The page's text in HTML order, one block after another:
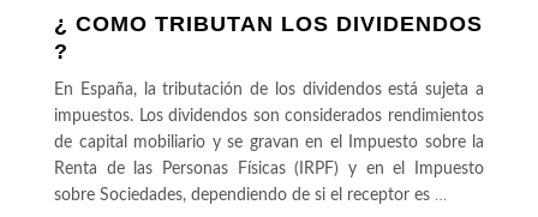
¿ COMO TRIBUTAN LOS DIVIDENDOS
?
En España, la tributación de los dividendos está sujeta a
impuestos. Los dividendos son considerados rendimientos
de capital mobiliario y se gravan en el Impuesto sobre la
Renta de las Personas Físicas (IRPF) y en el Impuesto
sobre Sociedades, dependiendo de si el receptor es …